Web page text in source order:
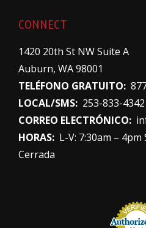
CONNECT
1420 20th St NW Suite A
Auburn, WA 98001
TELÉFONO GRATUITO:
LOCAL/SMS: 253-833-4342
CORREO ELECTRÓNICO:
HORAS: L-V: 7:30am –
Cerrada